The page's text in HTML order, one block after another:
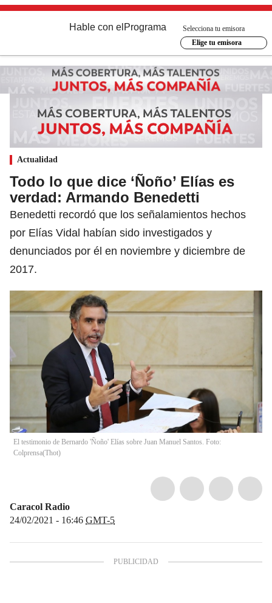
Hable con el Programa
Selecciona tu emisora
Elige tu emisora
Actualidad
Todo lo que dice ‘Ñoño’ Elías es
verdad: Armando Benedetti
Benedetti recordó que los señalamientos hechos
por Elías Vidal habían sido investigados y
denunciados por él en noviembre y diciembre de
2017.
El testimonio de Bernardo 'Ñoño' Elías sobre Juan Manuel Santos. Foto:
Colprensa(Thot)
Caracol Radio
24/02/2021 - 16:46 GMT-5